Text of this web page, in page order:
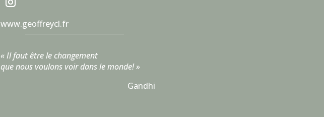
www.geoffreycl.fr
« Il faut être le changement
que nous voulons voir dans le monde! »
Gandhi